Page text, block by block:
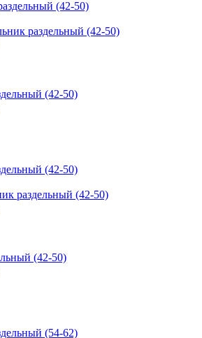
раздельный (42-50)
(42-50)
раздельный (42-50)
(42-50)